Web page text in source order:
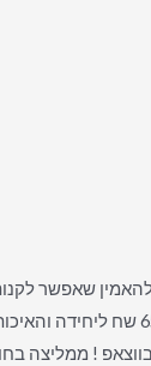
רכשתי בקניון את אותו מוצר ב 65
! ממליצה